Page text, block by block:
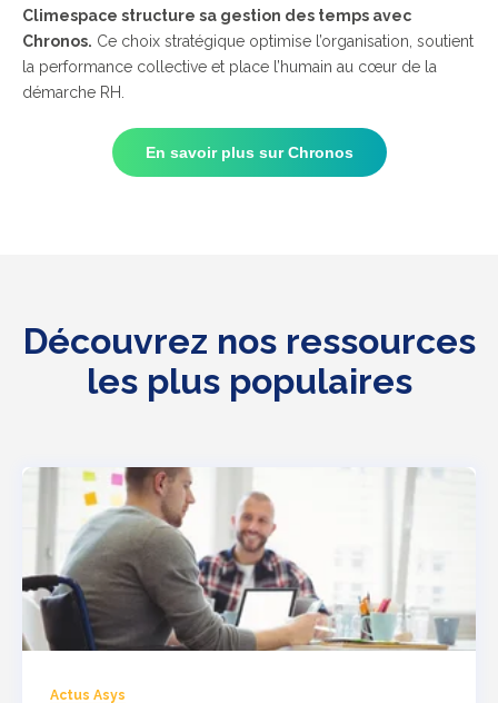
Climespace structure sa gestion des temps avec
Chronos. Ce choix stratégique optimise l’organisation, soutient
la performance collective et place l’humain au cœur de la
démarche RH.
En savoir plus sur Chronos
Découvrez nos ressources
les plus populaires
Actus Asys